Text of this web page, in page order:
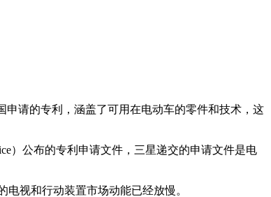
申请的专利，涵盖了可用在电动车的零件和技术，这
）公布的专利申请文件，三星递交的申请文件是电
视和行动装置市场动能已经放慢。